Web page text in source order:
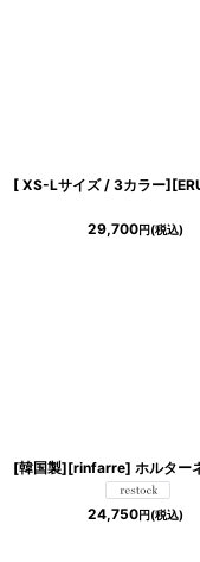
29,700円(税込)
24,750円(税込)